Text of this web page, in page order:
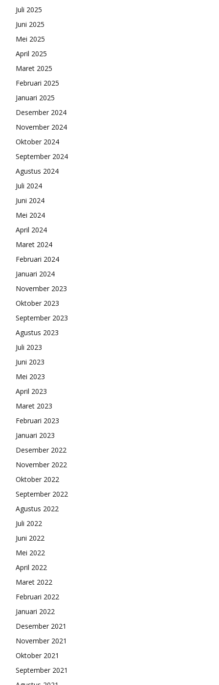
Juli 2025
Juni 2025
Mei 2025
April 2025
Maret 2025
Februari 2025
Januari 2025
Desember 2024
November 2024
Oktober 2024
September 2024
Agustus 2024
Juli 2024
Juni 2024
Mei 2024
April 2024
Maret 2024
Februari 2024
Januari 2024
November 2023
Oktober 2023
September 2023
Agustus 2023
Juli 2023
Juni 2023
Mei 2023
April 2023
Maret 2023
Februari 2023
Januari 2023
Desember 2022
November 2022
Oktober 2022
September 2022
Agustus 2022
Juli 2022
Juni 2022
Mei 2022
April 2022
Maret 2022
Februari 2022
Januari 2022
Desember 2021
November 2021
Oktober 2021
September 2021